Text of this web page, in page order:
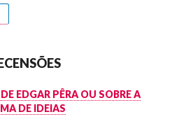
EDGAR PÊRA OU SOBRE A
DE IDEIAS